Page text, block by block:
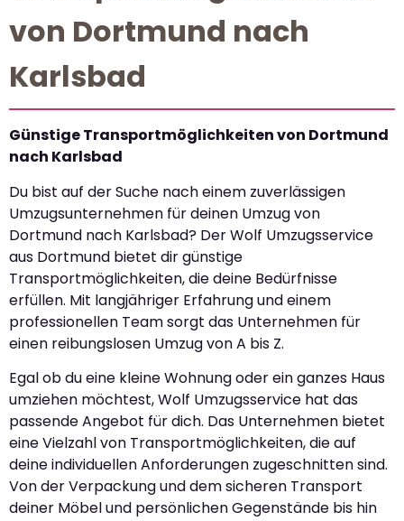
von Dortmund nach
Karlsbad
Günstige Transportmöglichkeiten von Dortmund
nach Karlsbad
Du bist auf der Suche nach einem zuverlässigen
Umzugsunternehmen für deinen Umzug von
Dortmund nach Karlsbad? Der Wolf Umzugsservice
aus Dortmund bietet dir günstige
Transportmöglichkeiten, die deine Bedürfnisse
erfüllen. Mit langjähriger Erfahrung und einem
professionellen Team sorgt das Unternehmen für
einen reibungslosen Umzug von A bis Z.
Egal ob du eine kleine Wohnung oder ein ganzes Haus
umziehen möchtest, Wolf Umzugsservice hat das
passende Angebot für dich. Das Unternehmen bietet
eine Vielzahl von Transportmöglichkeiten, die auf
deine individuellen Anforderungen zugeschnitten sind.
Von der Verpackung und dem sicheren Transport
deiner Möbel und persönlichen Gegenstände bis hin